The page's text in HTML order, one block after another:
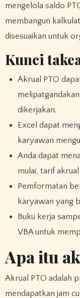
mengelola saldo
membangun
disesuaikan untuk
Kunci
Akrual PTO
dikerjakan.
Excel dapat
karyawan
Anda dapat
mulai, tarif
Pemformatan
karyawan yang
Buku kerja
VBA untuk
Apa itu
Akrual PTO adalah
mendapatkan jam